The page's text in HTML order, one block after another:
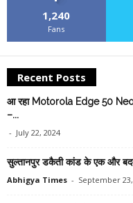
1,240
Fans
Recent Posts
आ रहा Motorola Edge 50
–...
- July 22, 2024
सुल्तानपुर डकैती कांड के एक और
Abhigya Times - September